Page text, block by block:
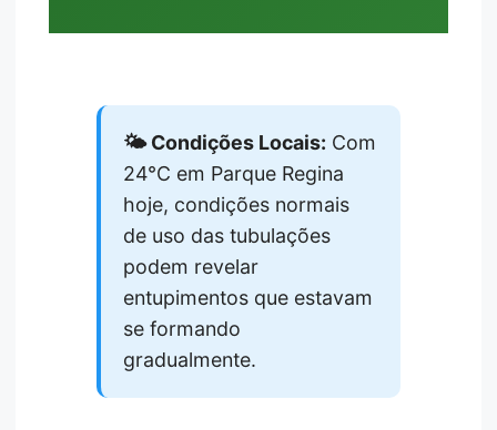
🌤️ Condições Locais: Com
24°C em Parque Regina
hoje, condições normais
de uso das tubulações
podem revelar
entupimentos que estavam
se formando
gradualmente.